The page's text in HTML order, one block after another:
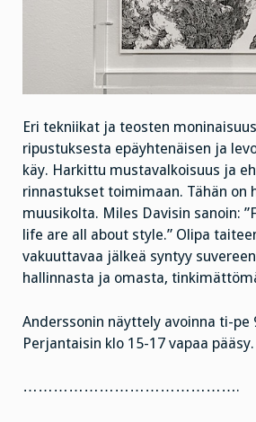
Eri tekniikat ja teosten
ripustuksesta epäyhtenäisen ja
käy. Harkittu mustavalkoisuus ja
rinnastukset toimimaan. Tähän on
muusikolta. Miles Davisin sanoin:
life are all about style.” Olipa
vakuuttavaa jälkeä syntyy
hallinnasta ja omasta,
Anderssonin näyttely avoinna ti-pe
Perjantaisin klo 15-17 vapaa pääsy.
…………………………………….